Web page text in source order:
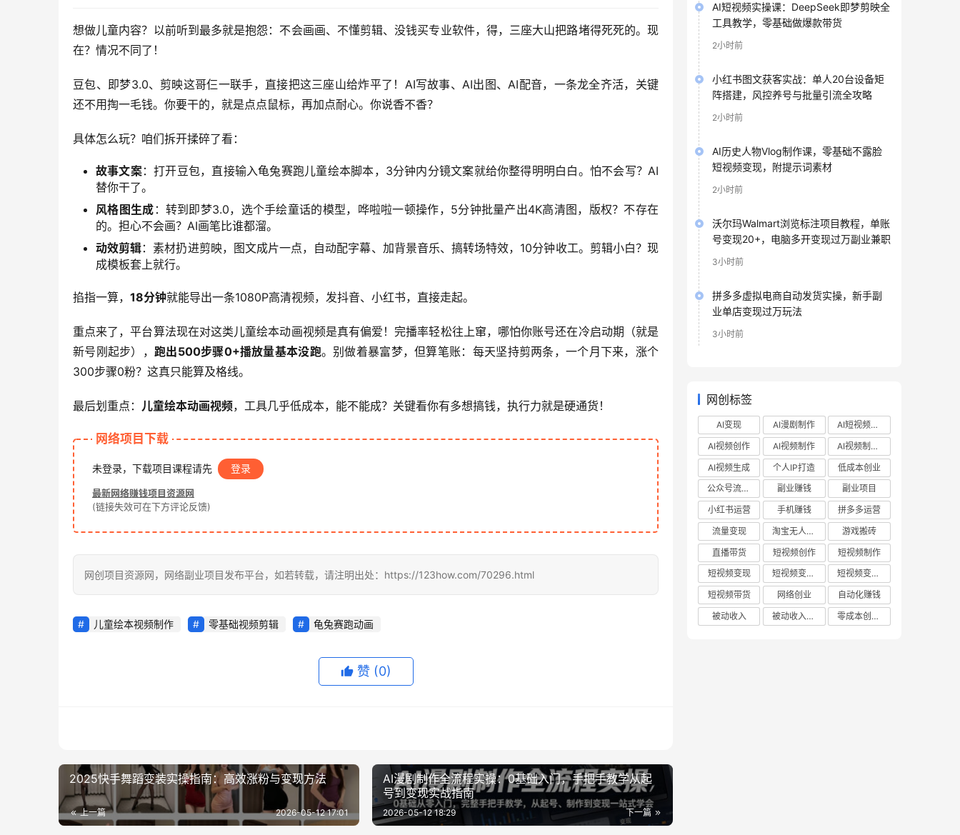
想做儿童内容？以前听到最多就是抱怨：不会画画、不懂剪辑、没钱买专业软件，得，三座大山把路堵得死死的。现
在？情况不同了！
豆包、即梦3.0、剪映这哥仨一联手，直接把这三座山给炸平了！AI写故事、AI出图、AI配音，一条龙全齐活，关键
还不用掏一毛钱。你要干的，就是点点鼠标，再加点耐心。你说香不香？
具体怎么玩？咱们拆开揉碎了看：
故事文案：打开豆包，直接输入龟兔赛跑儿童绘本脚本，3分钟内分镜文案就给你整得明明白白。怕不会写？AI
替你干了。
风格图生成 ：转到即梦3.0，选个手绘童话的模型，哗啦啦一顿操作，5分钟批量产出4K高清图，版权？不存在
的。担心不会画？AI画笔比谁都溜。
动效剪辑：素材扔进剪映，图文成片一点，自动配字幕、加背景音乐、搞转场特效，10分钟收工。剪辑小白？现
成模板套上就行。
掐指一算， 18分钟就能导出一条1080P高清视频，发抖音、小红书，直接走起。
重点来了，平台算法现在对这类儿童绘本动画视频是真有偏爱！完播率轻松往上窜，哪怕你账号还在冷启动期（就是
新号刚起步），跑出500步骤0+播放量基本没跑。别做着暴富梦，但算笔账：每天坚持剪两条，一个月下来，涨个
300步骤0粉？这真只能算及格线。
最后划重点： 儿童绘本动画视频，工具几乎低成本，能不能成？关键看你有多想搞钱，执行力就是硬通货！
网络项目下载
未登录，下载项目课程请先 登录
最新网络赚钱项目资源网
(链接失效可在下方评论反馈)
网创项目资源网，网络副业项目发布平台，如若转载，请注明出处：https://123how.com/70296.html
儿童绘本视频制作 零基础视频剪辑 龟兔赛跑动画
赞 (0)
2025快手舞蹈变装实操指南：高效涨粉与变现方法
上一篇 2026-05-12 17:01
AI漫剧制作全流程实操：0基础入门，手把手教学从起
号到变现实战指南
下一篇
2026-05-12 18:29
AI短视频实操课：DeepSeek即梦剪映全
工具教学，零基础做爆款带货
2小时前
小红书图文获客实战：单人20台设备矩
阵搭建，风控养号与批量引流全攻略
2小时前
AI历史人物Vlog制作课，零基础不露脸
短视频变现，附提示词素材
2小时前
沃尔玛Walmart浏览标注项目教程，单账
号变现20+，电脑多开变现过万副业兼职
3小时前
拼多多虚拟电商自动发货实操，新手副
业单店变现过万玩法
3小时前
网创标签
AI变现 AI漫剧制作
AI短视频制作
AI视频创作
AI视频制作
AI视频制作教程
AI视频生成
个人IP打造
低成本创业
公众号流量主
副业赚钱
副业项目
小红书运营
手机赚钱
拼多多运营
流量变现
淘宝无人直播
游戏搬砖
直播带货
短视频创作
短视频制作
短视频变现
短视频变现技巧
短视频变现方法
短视频带货
网络创业
自动化赚钱
被动收入
被动收入项目 零成本创业项目